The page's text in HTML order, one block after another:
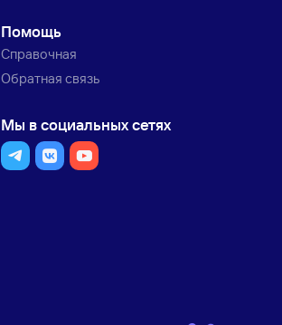
Помощь
Справочная
Обратная связь
Мы в социальных сетях